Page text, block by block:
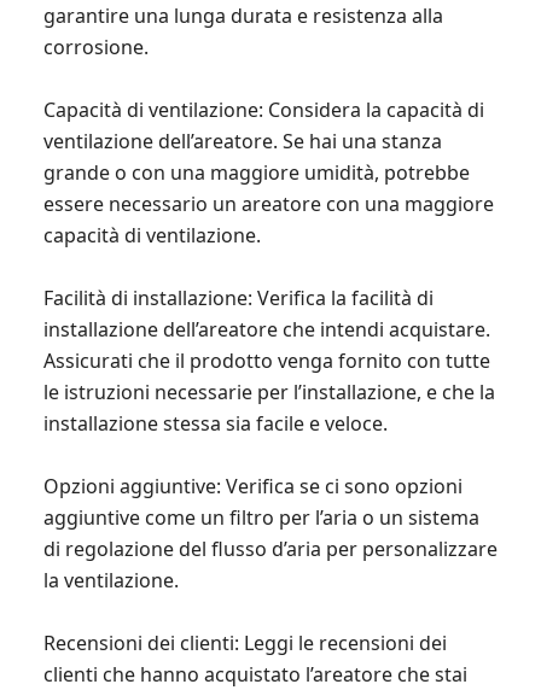
garantire una lunga durata e resistenza alla
corrosione.
Capacità di ventilazione: Considera la capacità di
ventilazione dell’areatore. Se hai una stanza
grande o con una maggiore umidità, potrebbe
essere necessario un areatore con una maggiore
capacità di ventilazione.
Facilità di installazione: Verifica la facilità di
installazione dell’areatore che intendi acquistare.
Assicurati che il prodotto venga fornito con tutte
le istruzioni necessarie per l’installazione, e che la
installazione stessa sia facile e veloce.
Opzioni aggiuntive: Verifica se ci sono opzioni
aggiuntive come un filtro per l’aria o un sistema
di regolazione del flusso d’aria per personalizzare
la ventilazione.
Recensioni dei clienti: Leggi le recensioni dei
clienti che hanno acquistato l’areatore che stai